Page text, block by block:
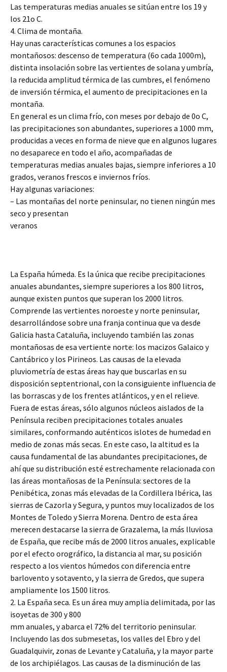
Las temperaturas medias anuales se sitúan entre los 19 y
los 21o C.
4. Clima de montaña.
Hay unas características comunes a los espacios
montañosos: descenso de temperatura (6o cada 1000m),
distinta insolación sobre las vertientes de solana y umbría,
la reducida amplitud térmica de las cumbres, el fenómeno
de inversión térmica, el aumento de precipitaciones en la
montaña.
En general es un clima frío, con meses por debajo de 0o C,
las precipitaciones son abundantes, superiores a 1000 mm,
producidas a veces en forma de nieve que en algunos lugares
no desaparece en todo el año, acompañadas de
temperaturas medias anuales bajas, siempre inferiores a 10
grados, veranos frescos e inviernos fríos.
Hay algunas variaciones:
– Las montañas del norte peninsular, no tienen ningún mes
seco y presentan
veranos
La España húmeda. Es la única que recibe precipitaciones
anuales abundantes, siempre superiores a los 800 litros,
aunque existen puntos que superan los 2000 litros.
Comprende las vertientes noroeste y norte peninsular,
desarrollándose sobre una franja continua que va desde
Galicia hasta Cataluña, incluyendo también las zonas
montañosas de esa vertiente norte: los macizos Galaico y
Cantábrico y los Pirineos. Las causas de la elevada
pluviometría de estas áreas hay que buscarlas en su
disposición septentrional, con la consiguiente influencia de
las borrascas y de los frentes atlánticos, y en el relieve.
Fuera de estas áreas, sólo algunos núcleos aislados de la
Península reciben precipitaciones totales anuales
similares, conformando auténticos islotes de humedad en
medio de zonas más secas. En este caso, la altitud es la
causa fundamental de las abundantes precipitaciones, de
ahí que su distribución esté estrechamente relacionada con
las áreas montañosas de la Península: sectores de la
Penibética, zonas más elevadas de la Cordillera Ibérica, las
sierras de Cazorla y Segura, y puntos muy localizados de los
Montes de Toledo y Sierra Morena. Dentro de esta área
merecen destacarse la sierra de Grazalema, la más lluviosa
de España, que recibe más de 2000 litros anuales, explicable
por el efecto orográfico, la distancia al mar, su posición
respecto a los vientos húmedos con diferencia entre
barlovento y sotavento, y la sierra de Gredos, que supera
ampliamente los 1500 litros.
2. La España seca. Es un área muy amplia delimitada, por las
isoyetas de 300 y 800
mm anuales, y abarca el 72% del territorio peninsular.
Incluyendo las dos submesetas, los valles del Ebro y del
Guadalquivir, zonas de Levante y Cataluña, y la mayor parte
de los archipiélagos. Las causas de la disminución de las